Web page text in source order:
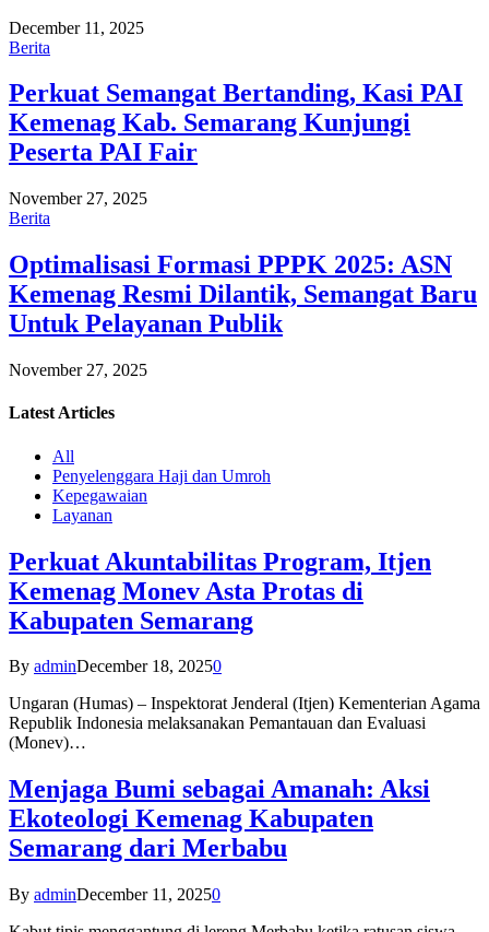
December 11, 2025
Berita
Perkuat Semangat Bertanding, Kasi PAI
Kemenag Kab. Semarang Kunjungi
Peserta PAI Fair
November 27, 2025
Berita
Optimalisasi Formasi PPPK 2025: ASN
Kemenag Resmi Dilantik, Semangat Baru
Untuk Pelayanan Publik
November 27, 2025
Latest Articles
All
Penyelenggara Haji dan Umroh
Kepegawaian
Layanan
Perkuat Akuntabilitas Program, Itjen
Kemenag Monev Asta Protas di
Kabupaten Semarang
By adminDecember 18, 20250
Ungaran (Humas) – Inspektorat Jenderal (Itjen) Kementerian Agama
Republik Indonesia melaksanakan Pemantauan dan Evaluasi
(Monev)…
Menjaga Bumi sebagai Amanah: Aksi
Ekoteologi Kemenag Kabupaten
Semarang dari Merbabu
By adminDecember 11, 20250